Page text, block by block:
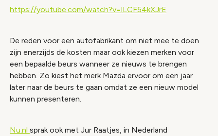
https://youtube.com/watch?v=lLCF54kXJrE
De reden voor een autofabrikant om niet mee te doen
zijn enerzijds de kosten maar ook kiezen merken voor
een bepaalde beurs wanneer ze nieuws te brengen
hebben. Zo kiest het merk Mazda ervoor om een jaar
later naar de beurs te gaan omdat ze een nieuw model
kunnen presenteren.
Nu.nl sprak ook met Jur Raatjes, in Nederland